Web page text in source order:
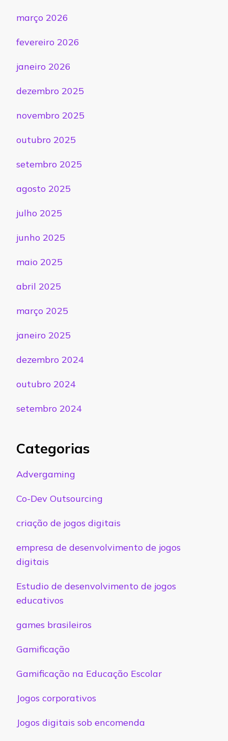
março 2026
fevereiro 2026
janeiro 2026
dezembro 2025
novembro 2025
outubro 2025
setembro 2025
agosto 2025
julho 2025
junho 2025
maio 2025
abril 2025
março 2025
janeiro 2025
dezembro 2024
outubro 2024
setembro 2024
Categorias
Advergaming
Co-Dev Outsourcing
criação de jogos digitais
empresa de desenvolvimento de jogos
digitais
Estudio de desenvolvimento de jogos
educativos
games brasileiros
Gamificação
Gamificação na Educação Escolar
Jogos corporativos
Jogos digitais sob encomenda